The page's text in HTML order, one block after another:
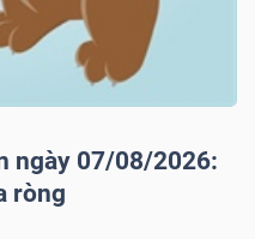
ngày 07/08/2026:
ròng